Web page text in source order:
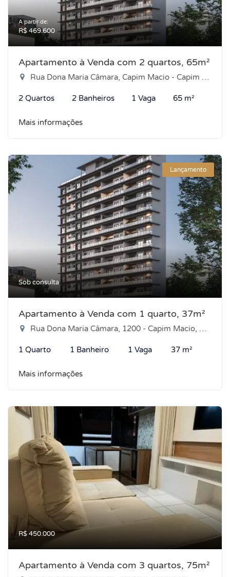
A partir de:
R$ 469.600
Apartamento à Venda com 2 quartos, 65m²
Rua Dona Maria Câmara, Capim Macio - Capim Macio, Natal-RN
2 Quartos 2 Banheiros 1 Vaga 65 m²
Mais informações
Lançamento
Sob consulta
Apartamento à Venda com 1 quarto, 37m²
Rua Dona Maria Câmara, 1200 - Capim Macio, Natal-RN
1 Quarto 1 Banheiro 1 Vaga 37 m²
Mais informações
R$ 450.000
Apartamento à Venda com 3 quartos, 75m²